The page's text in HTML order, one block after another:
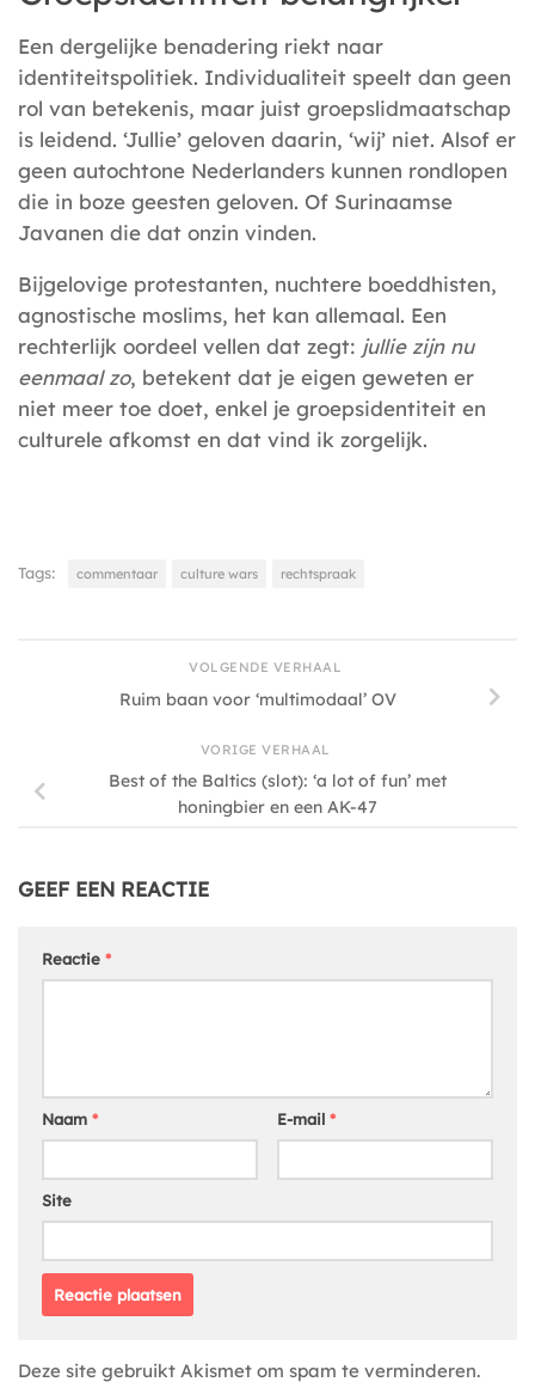
Een dergelijke benadering riekt naar
identiteitspolitiek. Individualiteit speelt dan geen
rol van betekenis, maar juist groepslidmaatschap
is leidend. ‘Jullie’ geloven daarin, ‘wij’ niet. Alsof er
geen autochtone Nederlanders kunnen rondlopen
die in boze geesten geloven. Of Surinaamse
Javanen die dat onzin vinden.
Bijgelovige protestanten, nuchtere boeddhisten,
agnostische moslims, het kan allemaal. Een
rechterlijk oordeel vellen dat zegt: jullie zijn nu
eenmaal zo, betekent dat je eigen geweten er
niet meer toe doet, enkel je groepsidentiteit en
culturele afkomst en dat vind ik zorgelijk.
Tags: commentaar culture wars rechtspraak
VOLGENDE VERHAAL
Ruim baan voor ‘multimodaal’ OV
VORIGE VERHAAL
Best of the Baltics (slot): ‘a lot of fun’ met
honingbier en een AK-47
GEEF EEN REACTIE
Reactie *
Naam * E-mail *
Site
Deze site gebruikt Akismet om spam te verminderen.